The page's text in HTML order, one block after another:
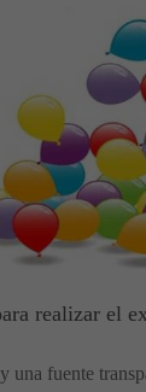
realizar el
una fuente